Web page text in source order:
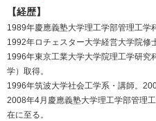
【経歴】
1989年慶應義塾大学理工学部管理工学
1992年ロチェスター大学経営大学院修
1996年東京工業大学大学院理工学研究
学）取得。
1996年筑波大学社会工学系・講師。
2008年4月慶應義塾大学理工学部管理
在に至る。